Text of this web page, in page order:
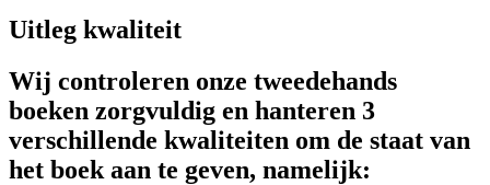
Uitleg kwaliteit
Wij controleren onze tweedehands
boeken zorgvuldig en hanteren 3
verschillende kwaliteiten om de staat van
het boek aan te geven, namelijk: